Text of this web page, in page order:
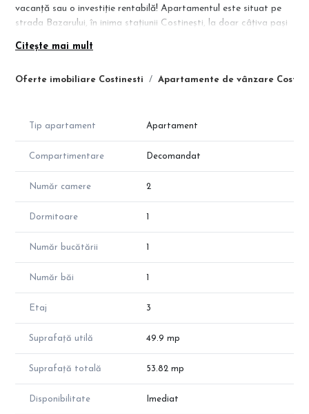
Oferte imobiliare Costinesti Apartamente de vânzare
vacanță sau o investiție rentabilă! Apartamentul este situat pe
strada Bazarului, în inima stațiunii Costinești, la doar câțiva pași
• Living spațios, dormitor luminos, bucătărie, baie, hol, balcon;
Datorită poziției excelente în zona centrală, apartamentul poate
regim hotelier în timpul sezonului estival, având potențial de
venituri atractive.
Pentru mai multe informații și vizionări, nu ezitați să ne
contactați!
| Echipa The Future Home - Real Estate |
Citește mai mult
Tip apartament Apartament
Compartimentare Decomandat
Număr camere 2
Dormitoare
Număr bucătării
Număr băi
Etaj 3
Suprafață utilă 49.9 mp
Suprafață totală 53.82 mp
Disponibilitate Imediat